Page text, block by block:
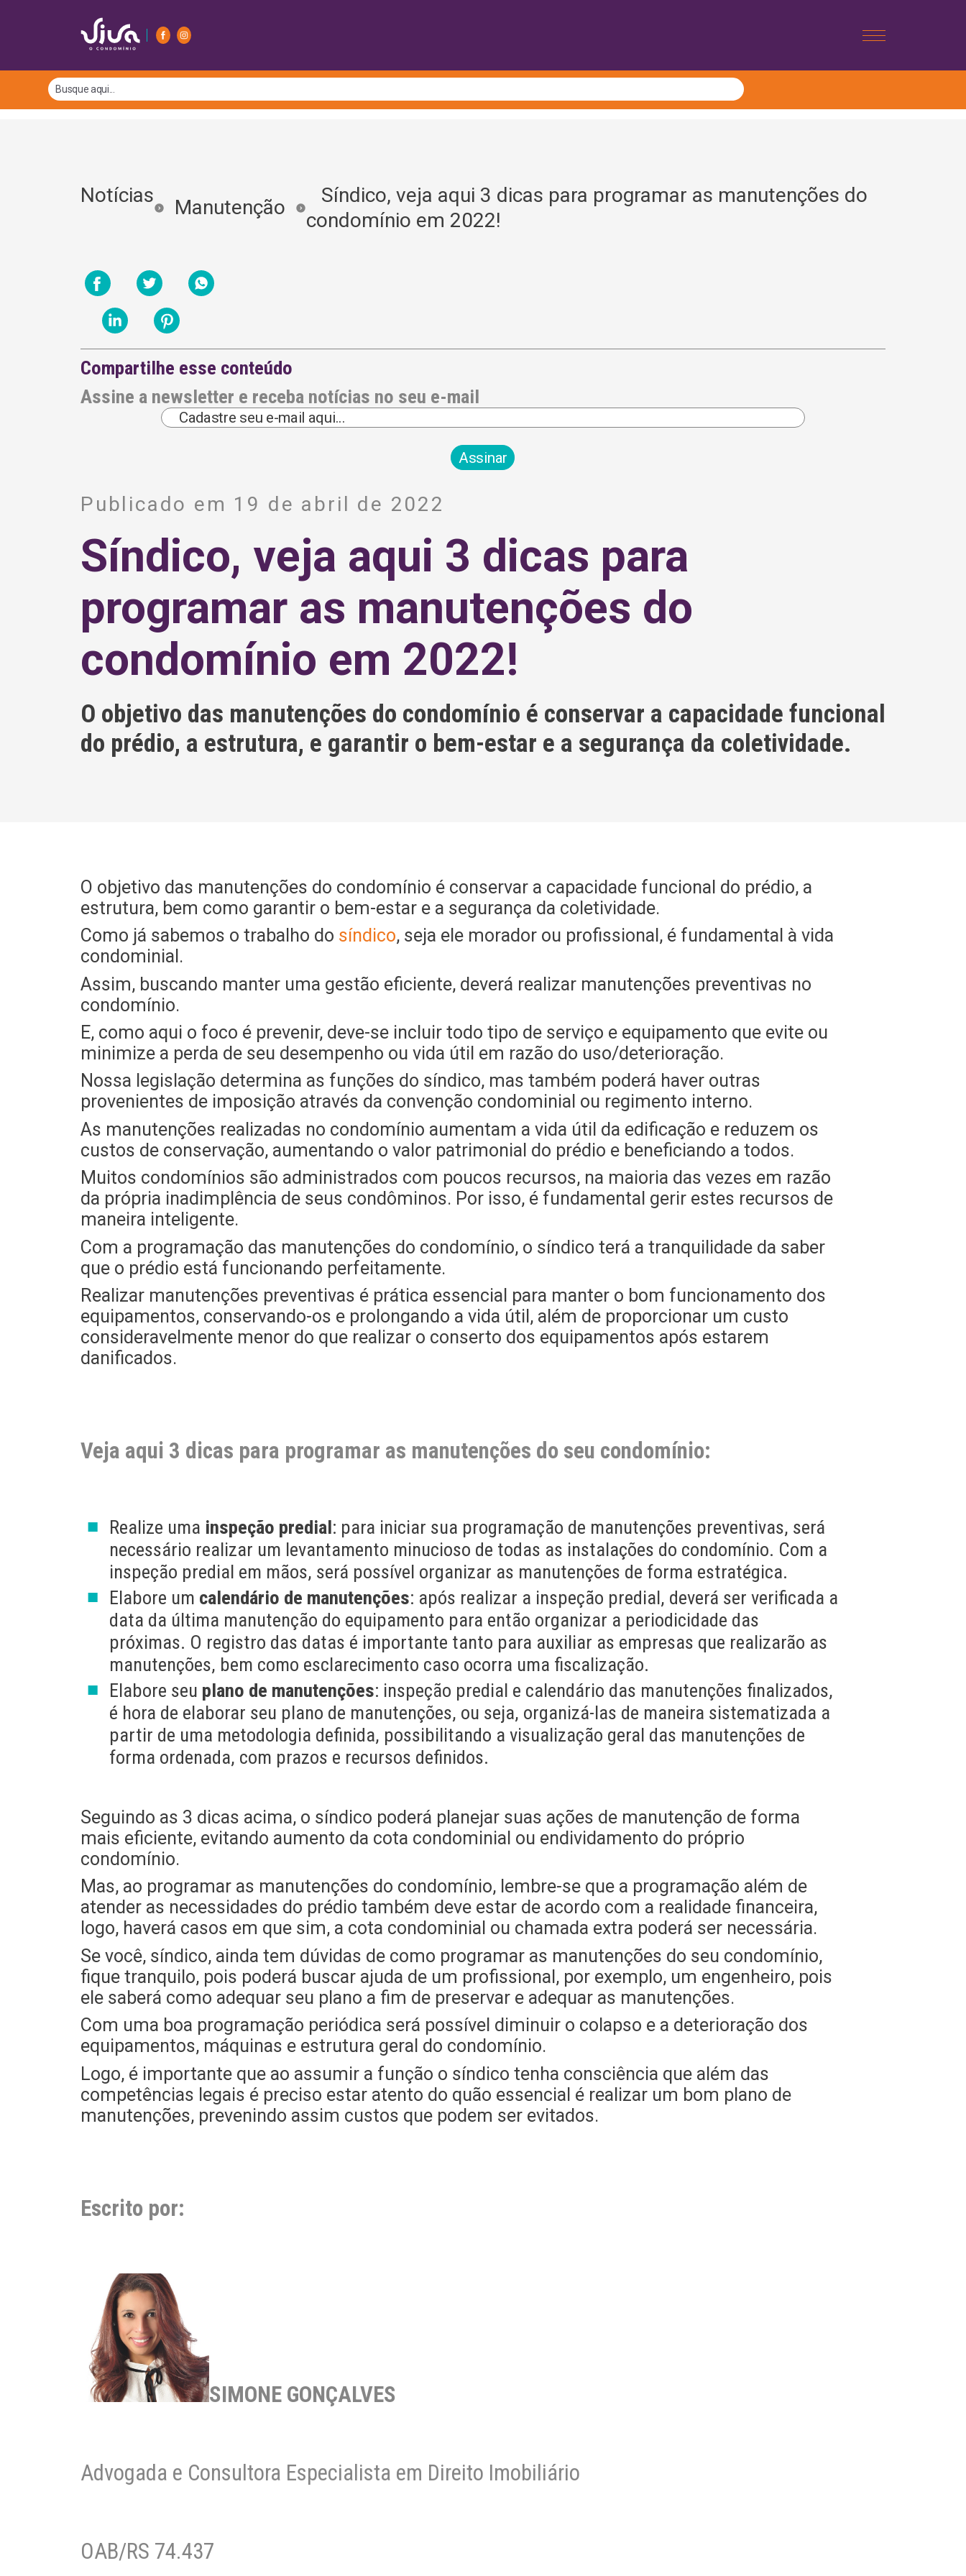
Notícias
Manutenção
Síndico, veja aqui 3 dicas para programar as manutenções do
condomínio em 2022!
Compartilhe esse conteúdo
Assine a newsletter e receba notícias no seu e-mail
e
n
a
t
Publicado em 19 de abril de 2022
Síndico, veja aqui 3 dicas para
programar as manutenções do
condomínio em 2022!
O objetivo das manutenções do condomínio é conservar a capacidade funcional
do prédio, a estrutura, e garantir o bem-estar e a segurança da coletividade.
O objetivo das manutenções do condomínio é conservar a capacidade funcional do prédio, a
estrutura, bem como garantir o bem-estar e a segurança da coletividade.
Como já sabemos o trabalho do síndico, seja ele morador ou profissional, é fundamental à vida
condominial.
Assim, buscando manter uma gestão eficiente, deverá realizar manutenções preventivas no
condomínio.
E, como aqui o foco é prevenir, deve-se incluir todo tipo de serviço e equipamento que evite ou
minimize a perda de seu desempenho ou vida útil em razão do uso/deterioração.
Nossa legislação determina as funções do síndico, mas também poderá haver outras
provenientes de imposição através da convenção condominial ou regimento interno.
As manutenções realizadas no condomínio aumentam a vida útil da edificação e reduzem os
custos de conservação, aumentando o valor patrimonial do prédio e beneficiando a todos.
Muitos condomínios são administrados com poucos recursos, na maioria das vezes em razão
da própria inadimplência de seus condôminos. Por isso, é fundamental gerir estes recursos de
maneira inteligente.
Com a programação das manutenções do condomínio, o síndico terá a tranquilidade da saber
que o prédio está funcionando perfeitamente.
Realizar manutenções preventivas é prática essencial para manter o bom funcionamento dos
equipamentos, conservando-os e prolongando a vida útil, além de proporcionar um custo
consideravelmente menor do que realizar o conserto dos equipamentos após estarem
danificados.
Veja aqui 3 dicas para programar as manutenções do seu condomínio:
Realize uma inspeção predial: para iniciar sua programação de manutenções preventivas, será
necessário realizar um levantamento minucioso de todas as instalações do condomínio. Com a
inspeção predial em mãos, será possível organizar as manutenções de forma estratégica.
Elabore um calendário de manutenções: após realizar a inspeção predial, deverá ser verificada a
data da última manutenção do equipamento para então organizar a periodicidade das
próximas. O registro das datas é importante tanto para auxiliar as empresas que realizarão as
manutenções, bem como esclarecimento caso ocorra uma fiscalização.
Elabore seu plano de manutenções: inspeção predial e calendário das manutenções finalizados,
é hora de elaborar seu plano de manutenções, ou seja, organizá-las de maneira sistematizada a
partir de uma metodologia definida, possibilitando a visualização geral das manutenções de
forma ordenada, com prazos e recursos definidos.
Seguindo as 3 dicas acima, o síndico poderá planejar suas ações de manutenção de forma
mais eficiente, evitando aumento da cota condominial ou endividamento do próprio
condomínio.
Mas, ao programar as manutenções do condomínio, lembre-se que a programação além de
atender as necessidades do prédio também deve estar de acordo com a realidade financeira,
logo, haverá casos em que sim, a cota condominial ou chamada extra poderá ser necessária.
Se você, síndico, ainda tem dúvidas de como programar as manutenções do seu condomínio,
fique tranquilo, pois poderá buscar ajuda de um profissional, por exemplo, um engenheiro, pois
ele saberá como adequar seu plano a fim de preservar e adequar as manutenções.
Com uma boa programação periódica será possível diminuir o colapso e a deterioração dos
equipamentos, máquinas e estrutura geral do condomínio.
Logo, é importante que ao assumir a função o síndico tenha consciência que além das
competências legais é preciso estar atento do quão essencial é realizar um bom plano de
manutenções, prevenindo assim custos que podem ser evitados.
Escrito por:
SIMONE GONÇALVES
Advogada e Consultora Especialista em Direito Imobiliário
OAB/RS 74.437